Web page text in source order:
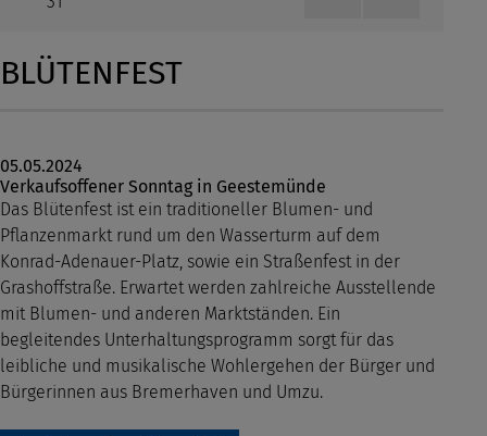
BLÜTENFEST
05.05.2024
Verkaufsoffener Sonntag in Geestemünde
Das Blütenfest ist ein traditioneller Blumen- und
Pflanzenmarkt rund um den Wasserturm auf dem
Konrad-Adenauer-Platz, sowie ein Straßenfest in der
Grashoffstraße. Erwartet werden zahlreiche Ausstellende
mit Blumen- und anderen Marktständen. Ein
begleitendes Unterhaltungsprogramm sorgt für das
leibliche und musikalische Wohlergehen der Bürger und
Bürgerinnen aus Bremerhaven und Umzu.